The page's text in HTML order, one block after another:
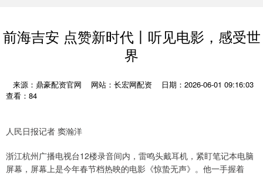
前海吉安 点赞新时代丨听见电影，感受世
界
来源：鼎豪配资官网 网站：长宏网配资
日期：2026-06-01 09:16:03
查看：84
人民日报记者 窦瀚洋
浙江杭州广播电视台12楼录音间内，雷鸣头戴耳机，紧盯笔记本电脑
屏幕，屏幕上是今年春节档热映的电影《惊蛰无声》。他一手握着